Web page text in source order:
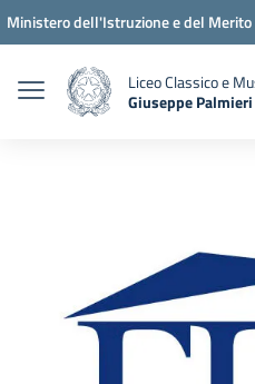
Vai ai contenuti
Vai al menu di navigazione
Vai al footer
Ministero dell'Istruzione e del Merito
Liceo Classico e
Giuseppe Palmieri